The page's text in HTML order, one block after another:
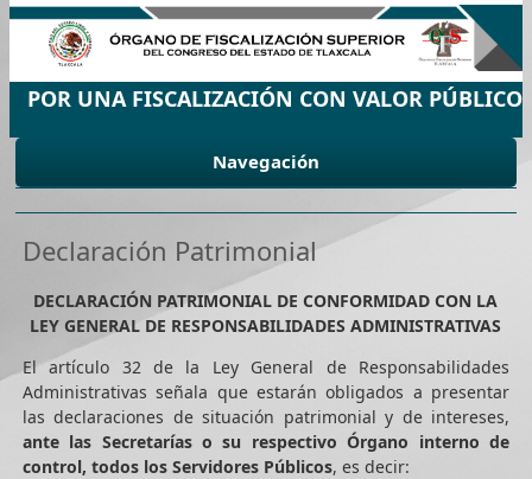
POR UNA FISCALIZACIÓN CON VALOR PÚBLICO
Navegación
Declaración Patrimonial
DECLARACIÓN PATRIMONIAL DE CONFORMIDAD CON LA
LEY GENERAL DE RESPONSABILIDADES ADMINISTRATIVAS
El artículo 32 de la Ley General de Responsabilidades
Administrativas señala que estarán obligados a presentar
las declaraciones de situación patrimonial y de intereses,
ante las Secretarías o su respectivo Órgano interno de
control, todos los Servidores Públicos, es decir: